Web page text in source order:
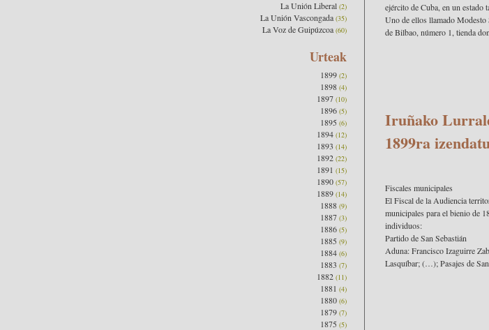
ejército de Cuba, en un estado
Uno de ellos llamado Modesto
de Bilbao, número 1, tienda
Iruñako
1899ra
Fiscales municipales
El Fiscal de la Audiencia
municipales para el bienio de
individuos:
Partido de San Sebastián
Aduna: Francisco Izaguirre
Lasquíbar; (…); Pasajes de
La Unión Liberal (2)
La Unión Vascongada (35)
La Voz de Guipúzcoa (60)
Urteak
1899 (2)
1898 (4)
1897 (10)
1896 (5)
1895 (6)
1894 (12)
1893 (14)
1892 (22)
1891 (15)
1890 (57)
1889 (14)
1888 (9)
1887 (3)
1886 (5)
1885 (9)
1884 (6)
1883 (7)
1882 (11)
1881 (4)
1880 (6)
1879 (7)
1875 (5)